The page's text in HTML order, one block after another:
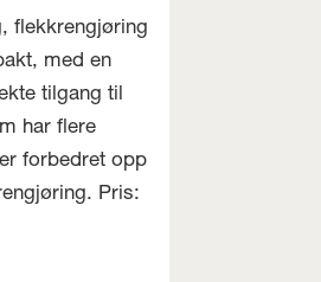
flekkrengjøring
med en
tilgang til
har flere
forbedret opp
Pris: